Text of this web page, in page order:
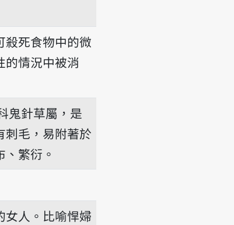
殺死食物中的微
的情況中被消
鬼針草屬，是
刺毛，易附著於
繁衍。
女人。比喻悍婦